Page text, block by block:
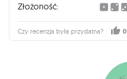
Złożoność:
Czy recenzja była przydatna? 0